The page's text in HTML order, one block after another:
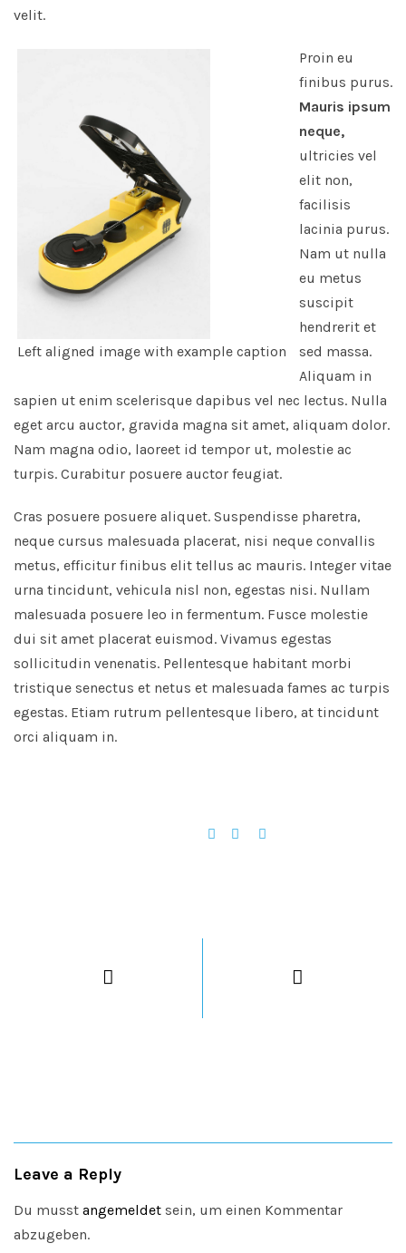
velit.
Left aligned image with example caption
Proin eu
finibus purus.
Mauris ipsum
neque,
ultricies vel
elit non,
facilisis
lacinia purus.
Nam ut nulla
eu metus
suscipit
hendrerit et
sed massa.
Aliquam in
sapien ut enim scelerisque dapibus vel nec lectus. Nulla
eget arcu auctor, gravida magna sit amet, aliquam dolor.
Nam magna odio, laoreet id tempor ut, molestie ac
turpis. Curabitur posuere auctor feugiat.
Cras posuere posuere aliquet. Suspendisse pharetra,
neque cursus malesuada placerat, nisi neque convallis
metus, efficitur finibus elit tellus ac mauris. Integer vitae
urna tincidunt, vehicula nisl non, egestas nisi. Nullam
malesuada posuere leo in fermentum. Fusce molestie
dui sit amet placerat euismod. Vivamus egestas
sollicitudin venenatis. Pellentesque habitant morbi
tristique senectus et netus et malesuada fames ac turpis
egestas. Etiam rutrum pellentesque libero, at tincidunt
orci aliquam in.
Leave a Reply
Du musst angemeldet sein, um einen Kommentar
abzugeben.